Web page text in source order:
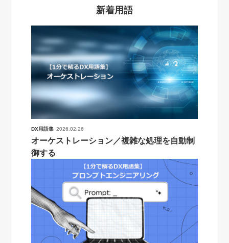
新着用語
DX用語集 2026.02.26
オーケストレーション／複雑な処理を自動制
御する